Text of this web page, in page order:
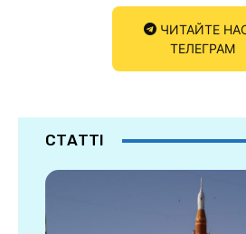
ЧИТАЙТЕ
ТЕЛЕГРАМ
СТАТТІ